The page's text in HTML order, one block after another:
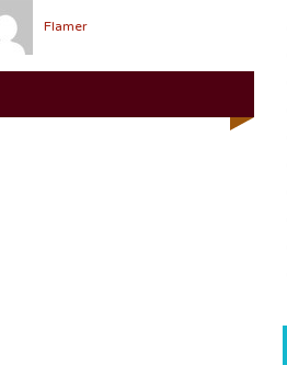
Flamer